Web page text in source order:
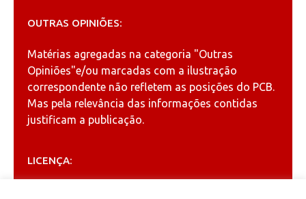
OUTRAS OPINIÕES:
Matérias agregadas na categoria "Outras
Opiniões"e/ou marcadas com a ilustração
correspondente não refletem as posições do PCB.
Mas pela relevância das informações contidas
justificam a publicação.
LICENÇA: